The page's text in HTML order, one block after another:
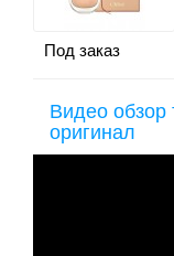
Под заказ
Видео обзор
оригинал